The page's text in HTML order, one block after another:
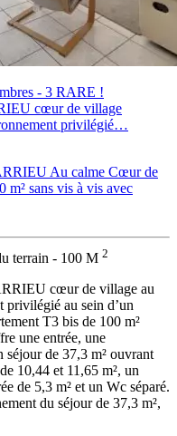
- 3 RARE !
cœur de village
privilégié…
Au calme Cœur de
sans vis à vis avec
terrain - 100 M 2
cœur de village au
privilégié au sein d’un
T3 bis de 100 m²
une entrée, une
séjour de 37,3 m² ouvrant
10,44 et 11,65 m², un
de 5,3 m² et un Wc séparé.
du séjour de 37,3 m²,